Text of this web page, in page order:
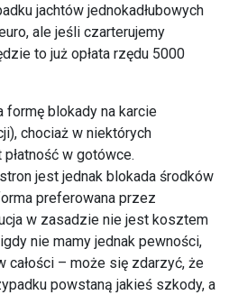
jachtów jednokadłubowych
ale jeśli czarterujemy
to już opłata rzędu 5000
formę blokady na karcie
chociaż w niektórych
w gotówce.
jest jednak blokada środków
preferowana przez
w zasadzie nie jest kosztem
nie mamy jednak pewności,
całości – może się zdarzyć, że
powstaną jakieś szkody, a